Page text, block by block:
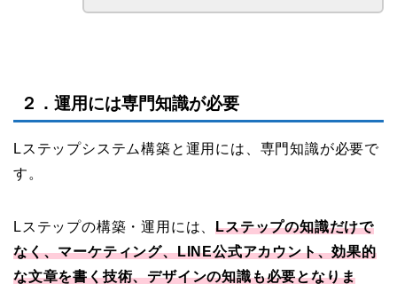
２．運用には専門知識が必要
Lステップシステム構築と運用には、専門知識が必要で
す。
Lステップの構築・運用には、Lステップの知識だけで
なく、マーケティング、LINE公式アカウント、効果的
な文章を書く技術、デザインの知識も必要となりま